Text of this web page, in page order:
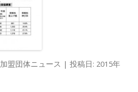
加盟団体ニュース | 投稿日: 2015年